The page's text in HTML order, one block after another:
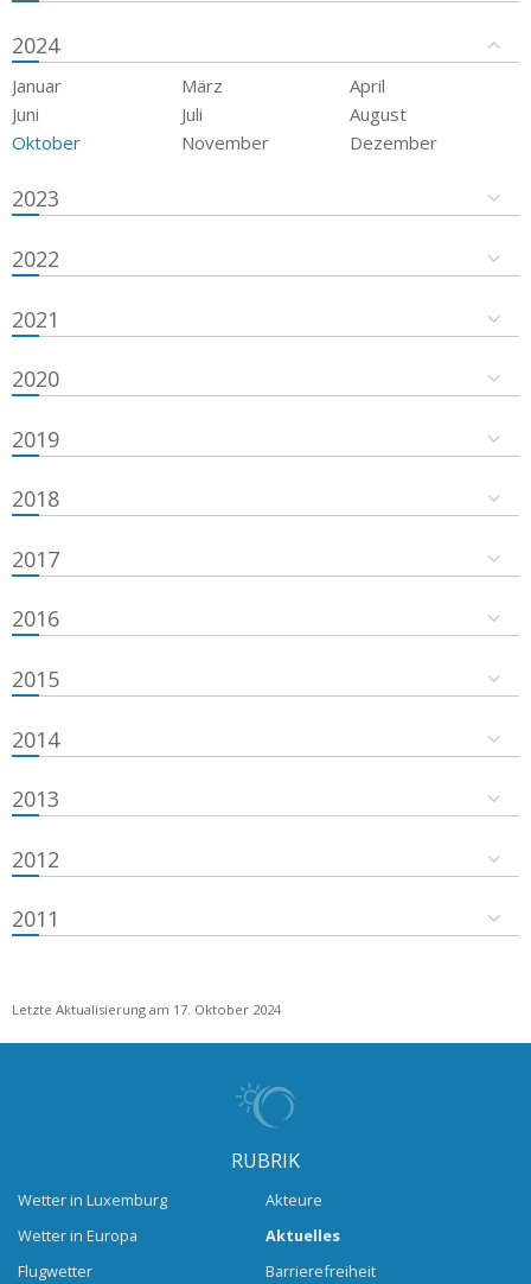
2024
Januar März
April
Juni
Juli
August
Oktober
November Dezember
2023
2022
2021
2020
2019
2018
2017
2016
2015
2014
2013
2012
2011
Letzte Aktualisierung am 17. Oktober 2024
RUBRIK
Wetter in Luxemburg
Wetter in Europa
Flugwetter
Akteure
Aktuelles
Barrierefreiheit